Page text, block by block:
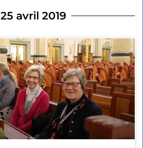
25 avril 2019